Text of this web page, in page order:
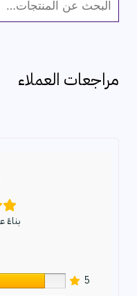
ل
ث
مراجعات العملاء
بناءً على
5